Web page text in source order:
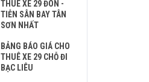
THUÊ XE 29 ĐÓN -
TIỄN SÂN BAY TÂN
SƠN NHẤT
BẢNG BÁO GIÁ CHO
THUÊ XE 29 CHỖ ĐI
BẠC LIÊU